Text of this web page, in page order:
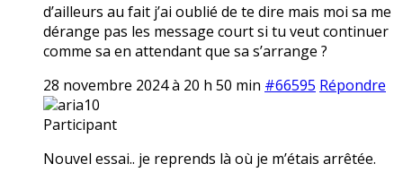
d’ailleurs au fait j’ai oublié de te dire mais moi sa me
dérange pas les message court si tu veut continuer
comme sa en attendant que sa s’arrange ?
28 novembre 2024 à 20 h 50 min #66595 Répondre
aria10
Participant
Nouvel essai.. je reprends là où je m’étais arrêtée.